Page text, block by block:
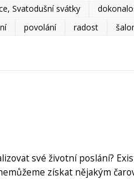
Svatodušní svátky
povolání radost
své životní poslání?
získat nějakým